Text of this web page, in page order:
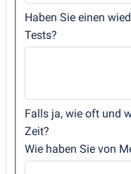
Haben Sie einen
Tests?
Falls ja, wie oft und
Zeit?
Wie haben Sie von